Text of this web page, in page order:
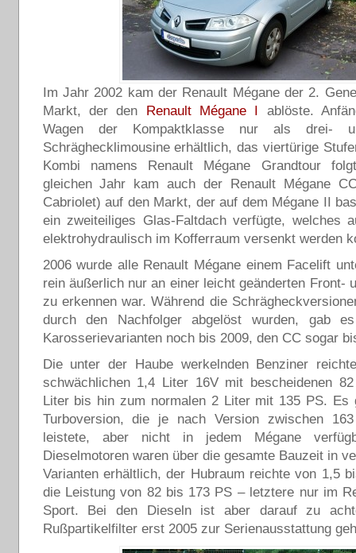
Im Jahr 2002 kam der Renault Mégane der 2.
Markt, der den Renault Mégane I ablöste.
Wagen der Kompaktklasse nur als drei-
Schräghecklimousine erhältlich, das viertürige
Kombi namens Renault Mégane Grandtour
gleichen Jahr kam auch der Renault Mégane
Cabriolet) auf den Markt, der auf dem Mégane II
ein zweiteiliges Glas-Faltdach verfügte, welches
elektrohydraulisch im Kofferraum versenkt werden
2006 wurde alle Renault Mégane einem Facelift
rein äußerlich nur an einer leicht geänderten Front-
zu erkennen war. Während die
durch den Nachfolger abgelöst wurden, gab
Karosserievarianten noch bis 2009, den CC sogar
Die unter der Haube werkelnden Benziner
schwächlichen 1,4 Liter 16V mit bescheidenen
Liter bis hin zum normalen 2 Liter mit 135 PS. Es
Turboversion, die je nach Version zwischen
leistete, aber nicht in jedem Mégane
Dieselmotoren waren über die gesamte Bauzeit in
Varianten erhältlich, der Hubraum reichte von 1,5
die Leistung von 82 bis 173 PS – letztere nur im
Sport. Bei den Dieseln ist aber darauf zu
Rußpartikelfilter erst 2005 zur Serienausstattung